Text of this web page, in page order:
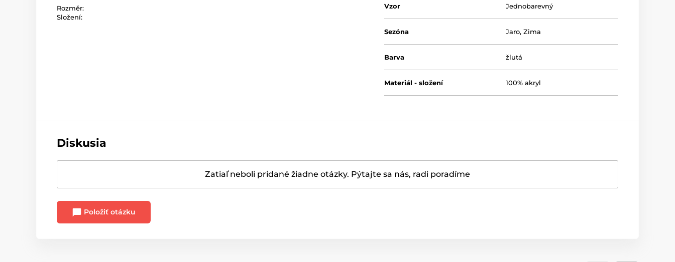
Rozměr:
Složení:
Vzor Jednobarevný
Sezóna Jaro,Zima
Barva žlutá
Materiál - složení 100% akryl
Diskusia
Zatiaľ neboli pridané žiadne otázky. Pýtajte sa nás, radi poradíme
Položiť otázku